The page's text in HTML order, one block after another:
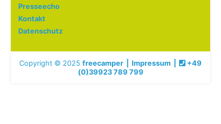
Presseecho
Kontakt
Datenschutz
Copyright © 2025 freecamper Impressum
+49
(0)39923 789 799